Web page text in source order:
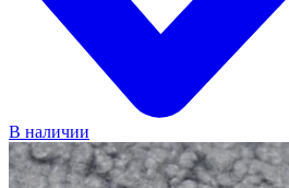
В наличии